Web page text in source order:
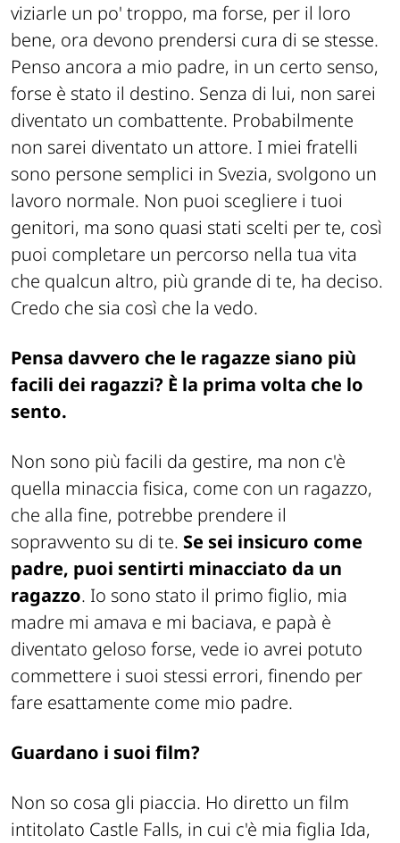
viziarle un po' troppo, ma forse, per il loro
bene, ora devono prendersi cura di se stesse.
Penso ancora a mio padre, in un certo senso,
forse è stato il destino. Senza di lui, non sarei
diventato un combattente. Probabilmente
non sarei diventato un attore. I miei fratelli
sono persone semplici in Svezia, svolgono un
lavoro normale. Non puoi scegliere i tuoi
genitori, ma sono quasi stati scelti per te, così
puoi completare un percorso nella tua vita
che qualcun altro, più grande di te, ha deciso.
Credo che sia così che la vedo.
Pensa davvero che le ragazze siano più
facili dei ragazzi? È la prima volta che lo
sento.
Non sono più facili da gestire, ma non c'è
quella minaccia fisica, come con un ragazzo,
che alla fine, potrebbe prendere il
sopravvento su di te. Se sei insicuro come
padre, puoi sentirti minacciato da un
ragazzo. Io sono stato il primo figlio, mia
madre mi amava e mi baciava, e papà è
diventato geloso forse, vede io avrei potuto
commettere i suoi stessi errori, finendo per
fare esattamente come mio padre.
Guardano i suoi film?
Non so cosa gli piaccia. Ho diretto un film
intitolato Castle Falls, in cui c'è mia figlia Ida,